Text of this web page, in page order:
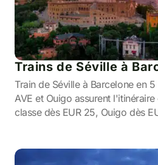
Trains de Séville à
Train de Séville à Barcelone en
AVE et Ouigo assurent
classe dès EUR 25, Ouigo dès